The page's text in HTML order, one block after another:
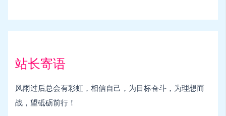
站长寄语
风雨过后总会有彩虹，相信自己，为目标奋斗，为理想而
战，望砥砺前行！